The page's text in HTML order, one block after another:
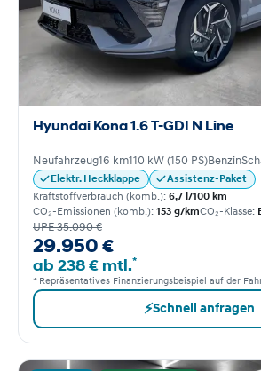
Hyundai Kona 1.6 T-GDI N Line
Neufahrzeug16 km110 kW (150 PS)Benzin
Elektr. Heckklappe
Assistenz-Paket
Kraftstoffverbrauch (komb.): 6,7 l/100 km
CO₂-Emissionen (komb.): 153 g/kmCO₂-Klasse:
UPE 35.090 €
29.950 €
ab 238 € mtl.*
* Repräsentatives Finanzierungsbeispiel auf der
⚡Schnell anfragen